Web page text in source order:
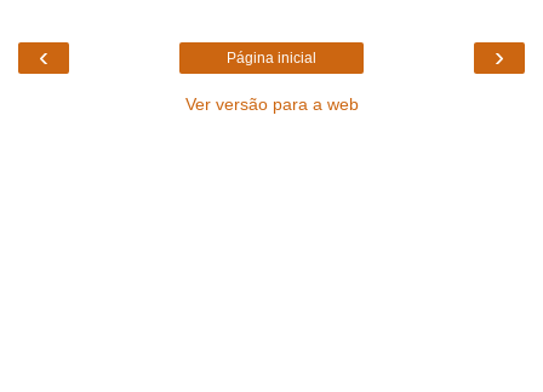
‹ ›
Página inicial
Ver versão para a web